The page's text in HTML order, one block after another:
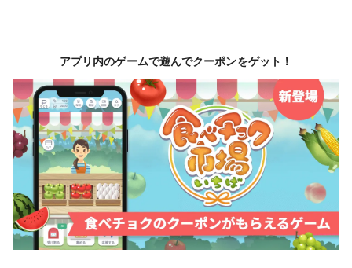
アプリ内のゲームで遊んでクーポンをゲット！